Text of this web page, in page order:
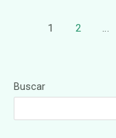
Paginación
1 2 …
Buscar